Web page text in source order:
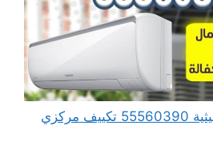
فني تكييف وتبريد الرميثية 55560390 تكييف مركزي